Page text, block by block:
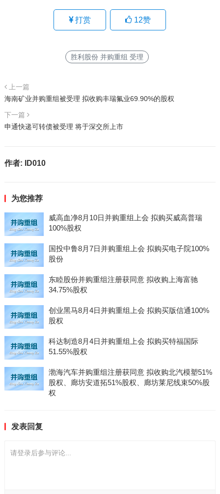
打赏 12赞
胜利股份 并购重组 受理
上一篇
海南矿业并购重组被受理 拟收购丰瑞氟业69.90%的股权
下一篇
申通快递可转债被受理 将于深交所上市
作者: ID010
为您推荐
威高血净8月10日并购重组上会 拟购买威高普瑞
100%股权
国投中鲁8月7日并购重组上会 拟购买电子院100%
股份
东睦股份并购重组注册获同意 拟收购上海富驰
34.75%股权
创业黑马8月4日并购重组上会 拟购买版信通100%
股权
科达制造8月4日并购重组上会 拟购买特福国际
51.55%股权
渤海汽车并购重组注册获同意 拟收购北汽模塑51%
股权、廊坊安道拓51%股权、廊坊莱尼线束50%股
权
发表回复
请登录后参与评论...